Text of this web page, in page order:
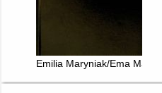
Emilia Maryniak/Ema Mar